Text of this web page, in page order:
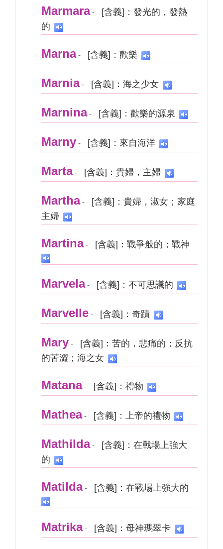
Marmara-
[含義]：發光的，發熱
的
Marna- [含義]：歡樂
Marnia- [含義]：海之少女
Marnina- [含義]：歡樂的源泉
Marny - [含義]：來自海洋
Marta- [含義]：貴婦，主婦
Martha-
[含義]：貴婦，淑女；家庭
主婦
Martina- [含義]：戰爭般的；戰神
Marvela- [含義]：不可思議的
Marvelle - [含義]：奇蹟
Mary -
[含義]：苦的，悲痛的；反抗
的苦澀；海之女
Matana- [含義]：禮物
Mathea- [含義]：上帝的禮物
Mathilda-
[含義]：在戰場上強大
的
Matilda- [含義]：在戰場上強大的
Matrika- [含義]：母神瑪翠卡